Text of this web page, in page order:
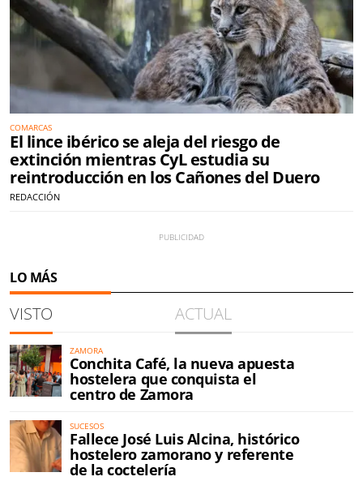
COMARCAS
El lince ibérico se aleja del riesgo de
extinción mientras CyL estudia su
reintroducción en los Cañones del Duero
REDACCIÓN
LO MÁS
VISTO ACTUAL
ZAMORA
Conchita Café, la nueva apuesta
hostelera que conquista el
centro de Zamora
SUCESOS
Fallece José Luis Alcina, histórico
hostelero zamorano y referente
de la coctelería